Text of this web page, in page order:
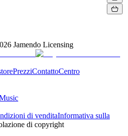
Jamendo Licensing
PrezziContattoCentro
di venditaInformativa sulla
di copyright